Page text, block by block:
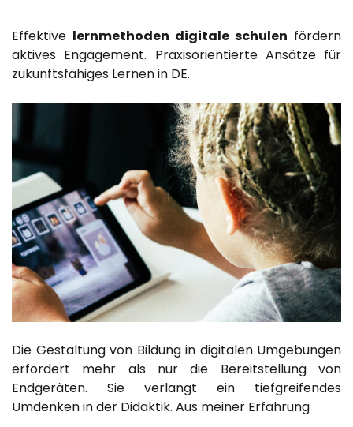
Effektive lernmethoden digitale schulen fördern
aktives Engagement. Praxisorientierte Ansätze für
zukunftsfähiges Lernen in DE.
Die Gestaltung von Bildung in digitalen Umgebungen
erfordert mehr als nur die Bereitstellung von
Endgeräten. Sie verlangt ein tiefgreifendes
Umdenken in der Didaktik. Aus meiner Erfahrung